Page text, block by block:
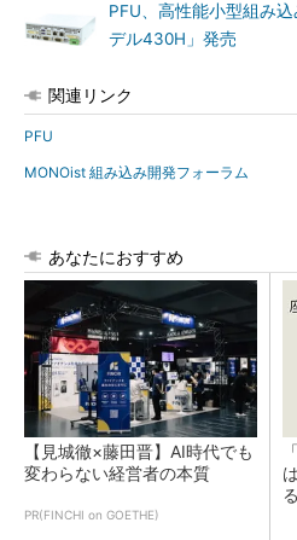
PFU、高性能小型組み
デル430H」発売
関連リンク
PFU
MONOist 組み込み開発フォーラム
あなたにおすすめ
【見城徹×藤田晋】AI時代でも
変わらない経営者の本質
PR(FINCHI on GOETHE)